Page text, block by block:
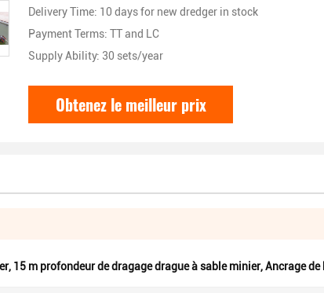
Delivery Time: 10 days for new dredger in stock
Payment Terms: TT and LC
Supply Ability: 30 sets/year
Obtenez le meilleur prix
, 15 m profondeur de dragage drague à sable minier,Ancrage de